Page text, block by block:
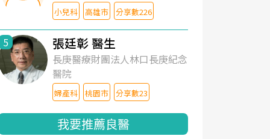
小兒科 高雄市 分享數226
5 張廷彰 醫生
長庚醫療財團法人林口長庚紀念
醫院
婦產科 桃園市 分享數23
我要推薦良醫